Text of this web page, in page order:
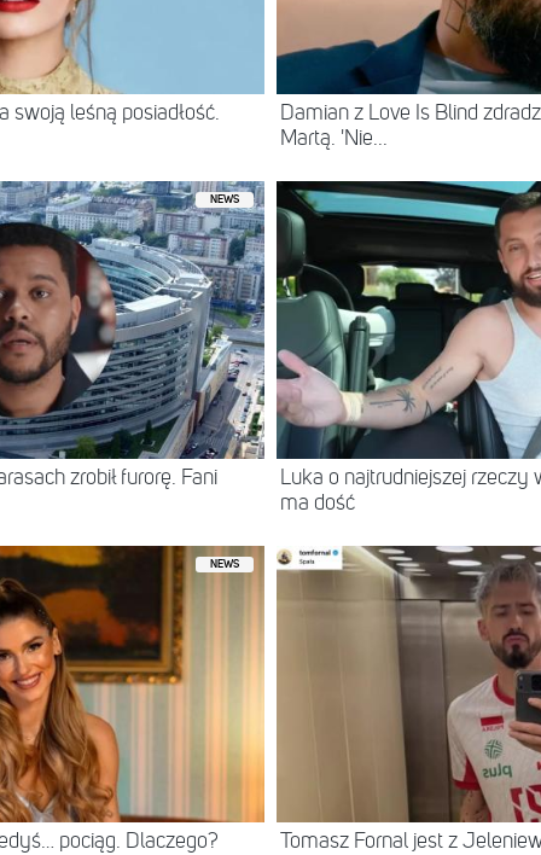
leśną posiadłość.
Damian z Love Is Blind
Martą. 'Nie...
NEWS
zrobił furorę. Fani
Luka o najtrudniejszej rzeczy
ma dość
NEWS
pociąg. Dlaczego? Tomasz Fornal jest z